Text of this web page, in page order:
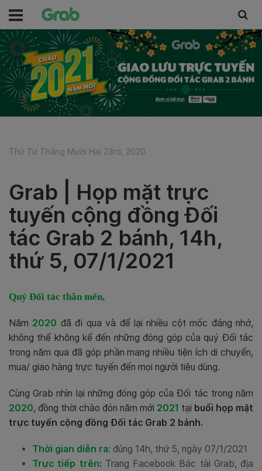
Thứ Tư Tháng Mười Hai 23rd, 2020
Grab | Họp mặt trực
tuyến cộng đồng Đối
tác Grab 2 bánh, 14h,
thứ 5, 07/1/2021
Quý Đối tác thân mến,
Năm 2020 đã đi qua và để lại nhiều cột mốc đáng nhớ,
không thể không kể đến những đóng góp của quý Đối tác
trong năm qua đã góp phần mang nhiều tiện ích di chuyển,
mua/ giao hàng trực tuyến đến mọi người tiêu dùng.
Cùng Grab nhìn lại những đóng góp của Đối tác trong năm
2020, đồng thời chào đón năm mới 2021 tại buổi họp mặt
trực tuyến cộng đồng Đối tác Grab 2 bánh.
Thời gian diễn ra: đúng 14h, thứ 5, ngày 07/1/2021
Trực tiếp trên: Trang Facebook Bác tài Grab, địa